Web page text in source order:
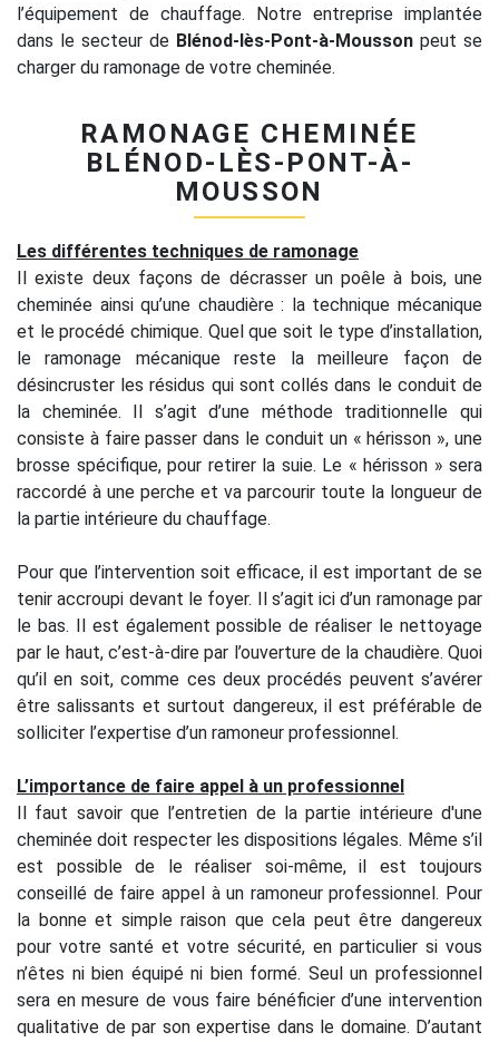
l’équipement de chauffage. Notre entreprise implantée
dans le secteur de Blénod-lès-Pont-à-Mousson peut se
charger du ramonage de votre cheminée.
RAMONAGE CHEMINÉE
BLÉNOD-LÈS-PONT-À-
MOUSSON
Les différentes techniques de ramonage
Il existe deux façons de décrasser un poêle à bois, une
cheminée ainsi qu’une chaudière : la technique mécanique
et le procédé chimique. Quel que soit le type d’installation,
le ramonage mécanique reste la meilleure façon de
désincruster les résidus qui sont collés dans le conduit de
la cheminée. Il s’agit d’une méthode traditionnelle qui
consiste à faire passer dans le conduit un « hérisson », une
brosse spécifique, pour retirer la suie. Le « hérisson » sera
raccordé à une perche et va parcourir toute la longueur de
la partie intérieure du chauffage.
Pour que l’intervention soit efficace, il est important de se
tenir accroupi devant le foyer. Il s’agit ici d’un ramonage par
le bas. Il est également possible de réaliser le nettoyage
par le haut, c’est-à-dire par l’ouverture de la chaudière. Quoi
qu’il en soit, comme ces deux procédés peuvent s’avérer
être salissants et surtout dangereux, il est préférable de
solliciter l’expertise d’un ramoneur professionnel.
L’importance de faire appel à un professionnel
Il faut savoir que l’entretien de la partie intérieure d'une
cheminée doit respecter les dispositions légales. Même s’il
est possible de le réaliser soi-même, il est toujours
conseillé de faire appel à un ramoneur professionnel. Pour
la bonne et simple raison que cela peut être dangereux
pour votre santé et votre sécurité, en particulier si vous
n’êtes ni bien équipé ni bien formé. Seul un professionnel
sera en mesure de vous faire bénéficier d’une intervention
qualitative de par son expertise dans le domaine. D’autant